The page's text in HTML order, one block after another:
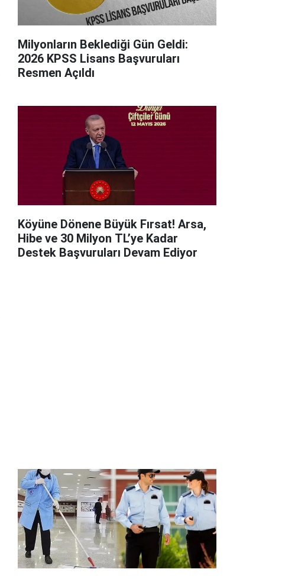
Milyonların Beklediği Gün Geldi:
2026 KPSS Lisans Başvuruları
Resmen Açıldı
Köyüne Dönene Büyük Fırsat! Arsa,
Hibe ve 30 Milyon TL’ye Kadar
Destek Başvuruları Devam Ediyor